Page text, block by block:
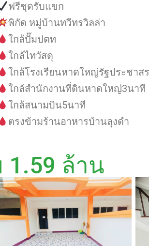
ฟรีชุดรับแขก
พิกัด หมู่บ้านทวีทรวิลล่า
ใกล้ปั๊มปตท
ใกล้ไทวัสดุ
ใกล้โรงเรียนหาดใหญ่รัฐประชาส
ใกล้สำนักงานที่ดินหาดใหญ่3นาที
ใกล้สนามบิน5นาที
ตรงข้ามร้านอาหารบ้านลุงดำ
1.59 ล้าน